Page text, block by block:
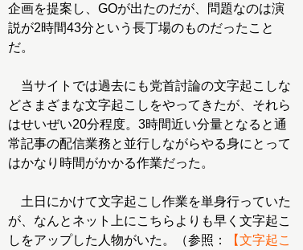
企画を提案し、GOが出たのだが、問題なのは演
説が2時間43分という長丁場のものだったこと
だ。
当サイトでは過去にも党首討論の文字起こしな
どさまざまな文字起こしをやってきたが、それら
はせいぜい20分程度。3時間近い分量となると通
常記事の配信業務と並行しながらやる身にとって
はかなり時間がかかる作業だった。
土日にかけて文字起こし作業を単身行っていた
が、なんとネット上にこちらよりも早く文字起こ
しをアップした人物がいた。（参照：
【文字起こ